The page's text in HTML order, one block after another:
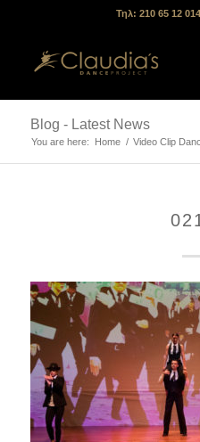
Τηλ: 210 65 12
Blog - Latest News
You are here: Home / Video Clip